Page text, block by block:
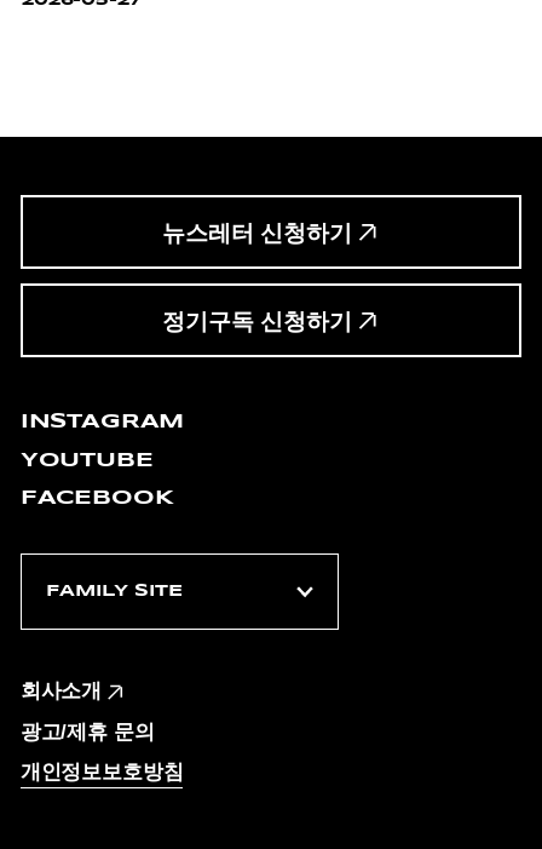
뉴스레터 신청하기
정기구독 신청하기
INSTAGRAM
YOUTUBE
FACEBOOK
회사소개
광고/제휴 문의
개인정보보호방침